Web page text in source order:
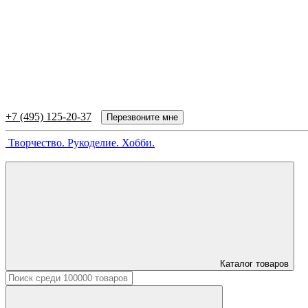
+7 (495) 125-20-37 Перезвоните мне
Творчество. Рукоделие. Хобби.
Каталог товаров